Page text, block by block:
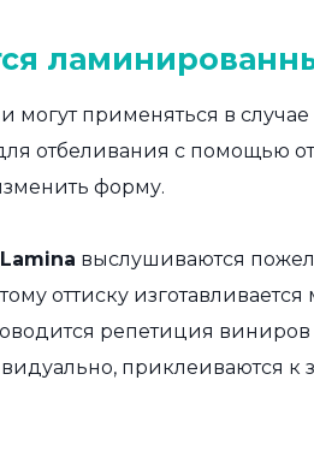
применяться в
отбеливания с помощью
форму.
Lamina выслушиваются
оттиску
репетиция
приклеиваются к